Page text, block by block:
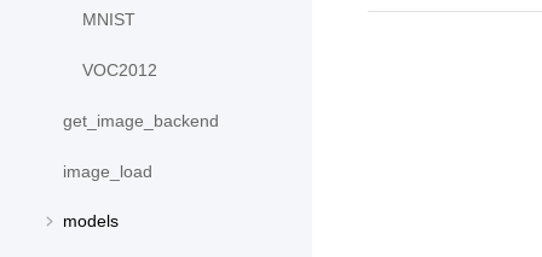
MNIST
VOC2012
get_image_backend
image_load
models